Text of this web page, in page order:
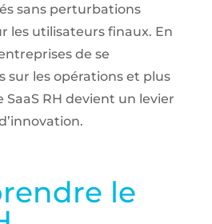
sans perturbations
les utilisateurs finaux. En
de se
sur les opérations et plus
SaaS RH devient un levier
le